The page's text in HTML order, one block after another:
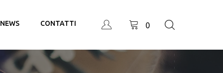
NEWS CONTATTI 0